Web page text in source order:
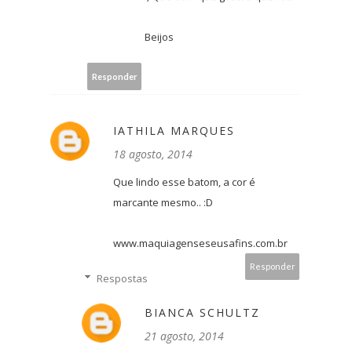
Beijos
Responder
IATHILA MARQUES
18 agosto, 2014
Que lindo esse batom, a cor é
marcante mesmo.. :D
www.maquiagenseseusafins.com.br
Responder
Respostas
BIANCA SCHULTZ
21 agosto, 2014